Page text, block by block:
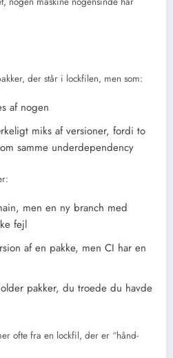
der står i lockfilen, men som:
af nogen
miks af versioner, fordi to
samme underdependency
men en ny branch med
fejl
af en pakke, men CI har en
pakker, du troede du havde
ofte fra en lockfil, der er “hånd-